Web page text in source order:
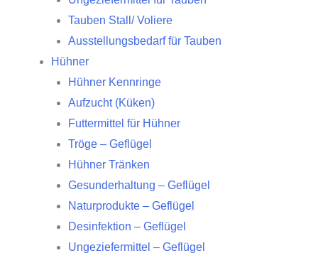
Tauben Stall/ Voliere
Ausstellungsbedarf für Tauben
Hühner
Hühner Kennringe
Aufzucht (Küken)
Futtermittel für Hühner
Tröge – Geflügel
Hühner Tränken
Gesunderhaltung – Geflügel
Naturprodukte – Geflügel
Desinfektion – Geflügel
Ungeziefermittel – Geflügel